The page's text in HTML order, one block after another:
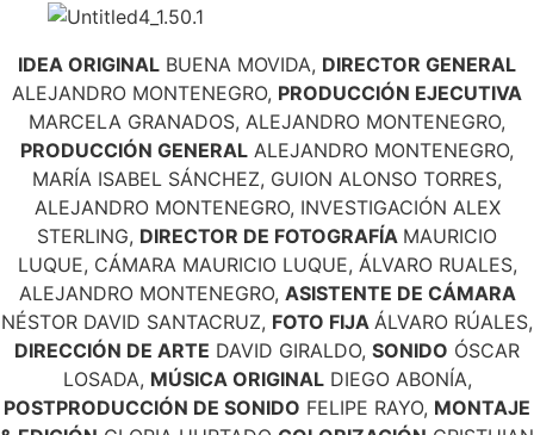
IDEA ORIGINAL BUENA MOVIDA, DIRECTOR GENERAL
ALEJANDRO MONTENEGRO, PRODUCCIÓN EJECUTIVA
MARCELA GRANADOS, ALEJANDRO MONTENEGRO,
PRODUCCIÓN GENERAL ALEJANDRO MONTENEGRO,
MARÍA ISABEL SÁNCHEZ, GUION ALONSO TORRES,
ALEJANDRO MONTENEGRO, INVESTIGACIÓN ALEX
STERLING, DIRECTOR DE FOTOGRAFÍA MAURICIO
LUQUE, CÁMARA MAURICIO LUQUE, ÁLVARO RUALES,
ALEJANDRO MONTENEGRO, ASISTENTE DE CÁMARA
NÉSTOR DAVID SANTACRUZ, FOTO FIJA ÁLVARO RÚALES,
DIRECCIÓN DE ARTE DAVID GIRALDO, SONIDO ÓSCAR
LOSADA, MÚSICA ORIGINALDIEGO ABONÍA,
POSTPRODUCCIÓN DE SONIDO FELIPE RAYO, MONTAJE